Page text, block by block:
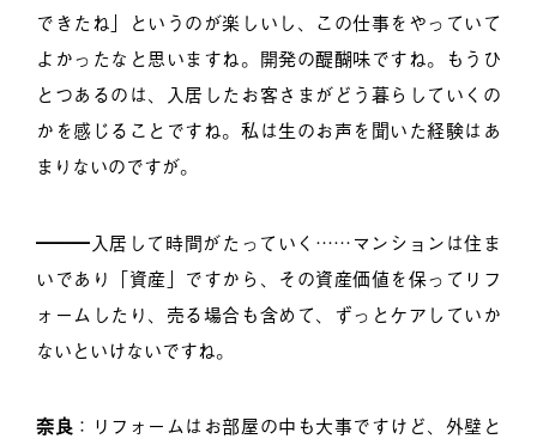
できたね」というのが楽しいし、この仕事をやっていて
よかったなと思いますね。開発の醍醐味ですね。もうひ
とつあるのは、入居したお客さまがどう暮らしていくの
かを感じることですね。私は生のお声を聞いた経験はあ
まりないのですが。
━━━入居して時間がたっていく……マンションは住ま
いであり「資産」ですから、その資産価値を保ってリフ
ォームしたり、売る場合も含めて、ずっとケアしていか
ないといけないですね。
奈良 ：リフォームはお部屋の中も大事ですけど、外壁と